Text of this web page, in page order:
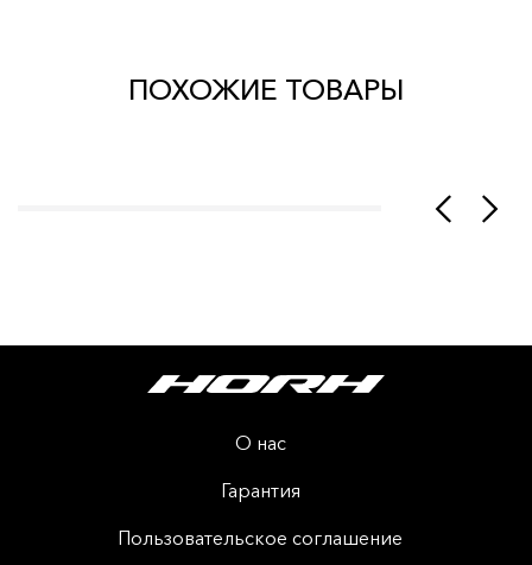
ПОХОЖИЕ ТОВАРЫ
О нас
Гарантия
Пользовательское соглашение